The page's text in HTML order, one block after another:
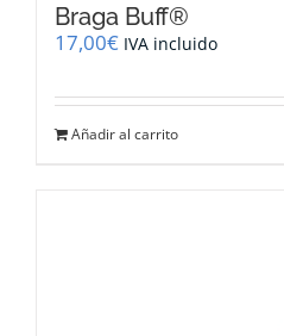
Braga Buff®
17,00€ IVA incluido
Añadir al carrito